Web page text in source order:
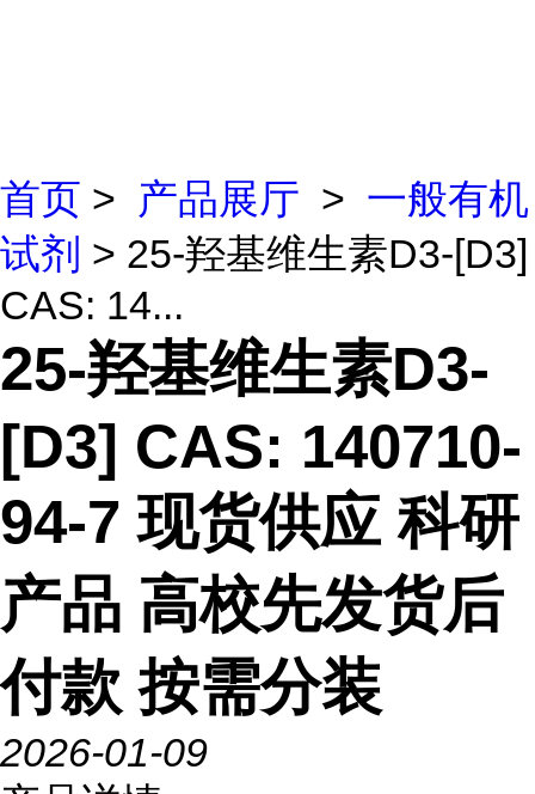
首页 > 产品展厅 > 一般有机
试剂 > 25-羟基维生素D3-[D3]
CAS: 14...
25-羟基维生素D3-
[D3] CAS: 140710-
94-7 现货供应 科研
产品 高校先发货后
付款 按需分装
2026-01-09